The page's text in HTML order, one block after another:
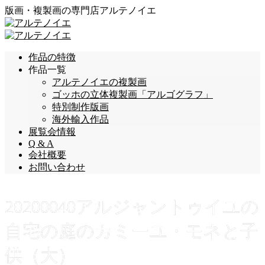
版画・複製画の専門店アルテノイエ
作品の特徴
作品一覧
アルテノイエの複製画
ゴッホの立体複製画「アルゴグラフ」
特別制作版画
海外輸入作品
展覧会情報
Q & A
会社概要
お問い合わせ
20200040アルジャントゥイユの
自宅の庭のカミーユ・モネと子
供（大）